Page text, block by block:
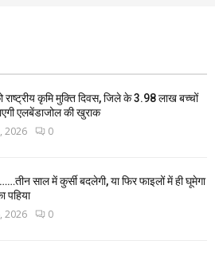
कृमि मुक्ति दिवस, जिले के 3.98 लाख बच्चों
एलबेंडाजोल की खुराक
2026 0
साल में कुर्सी बदलेगी, या फिर फाइलों में ही घूमेगा
पहिया
2026 0